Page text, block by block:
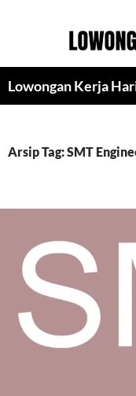
Lowongan Kerja
Arsip Tag: SMT